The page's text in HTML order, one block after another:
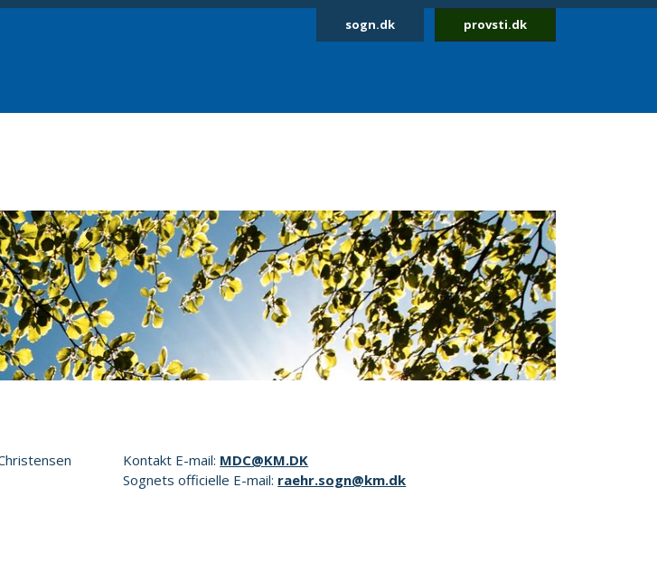
sogn.dk provsti.dk
Kontakt E-mail: MDC@KM.DK
Sognets officielle E-mail: raehr.sogn@km.dk